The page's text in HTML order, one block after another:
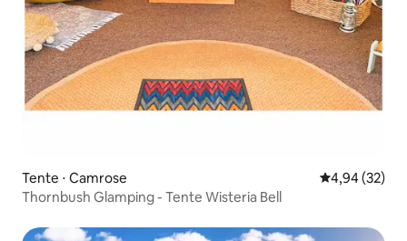
Tente ⋅ Camrose Évaluation
4,94 (32)
Thornbush Glamping - Tente Wisteria Bell